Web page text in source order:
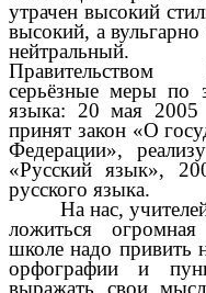
утрачен высокий
высокий, а
нейтральный.
Правительством
серьёзные меры по
языка: 20 мая 2005
принят закон «О
Федерации»,
«Русский язык»,
русского языка.
На нас, учителей
ложиться
школе надо привить
орфографии и